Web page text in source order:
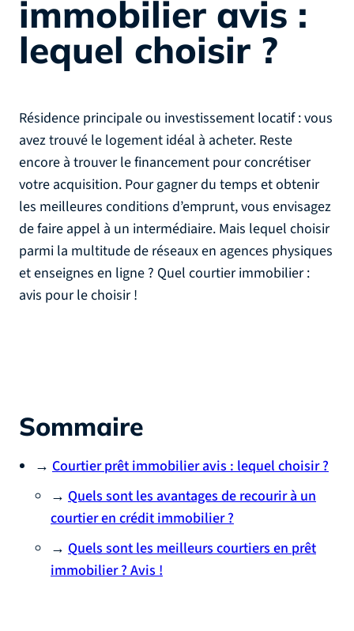
immobilier avis :
lequel choisir ?
Résidence principale ou investissement locatif : vous
avez trouvé le logement idéal à acheter. Reste
encore à trouver le financement pour concrétiser
votre acquisition. Pour gagner du temps et obtenir
les meilleures conditions d’emprunt, vous envisagez
de faire appel à un intermédiaire. Mais lequel choisir
parmi la multitude de réseaux en agences physiques
et enseignes en ligne ? Quel courtier immobilier :
avis pour le choisir !
Sommaire
→ Courtier prêt immobilier avis : lequel choisir ?
→ Quels sont les avantages de recourir à un
courtier en crédit immobilier ?
→ Quels sont les meilleurs courtiers en prêt
immobilier ? Avis !